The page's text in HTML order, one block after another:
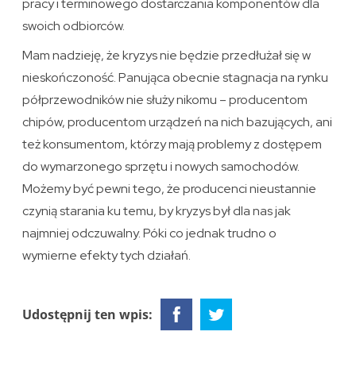
pracy i terminowego dostarczania komponentów dla
swoich odbiorców.
Mam nadzieję, że kryzys nie będzie przedłużał się w
nieskończoność. Panująca obecnie stagnacja na rynku
półprzewodników nie służy nikomu – producentom
chipów, producentom urządzeń na nich bazujących, ani
też konsumentom, którzy mają problemy z dostępem
do wymarzonego sprzętu i nowych samochodów.
Możemy być pewni tego, że producenci nieustannie
czynią starania ku temu, by kryzys był dla nas jak
najmniej odczuwalny. Póki co jednak trudno o
wymierne efekty tych działań.
Udostępnij ten wpis: